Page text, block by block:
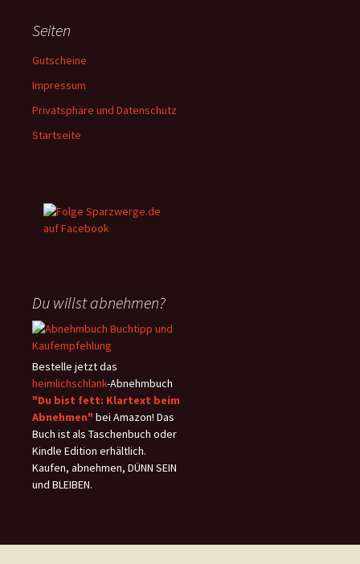
Seiten
Gutscheine
Impressum
Privatsphäre und Datenschutz
Startseite
Du willst abnehmen?
Bestelle jetzt das
heimlichschlank-Abnehmbuch
"Du bist fett: Klartext beim
Abnehmen" bei Amazon! Das
Buch ist als Taschenbuch oder
Kindle Edition erhältlich.
Kaufen, abnehmen, DÜNN SEIN
und BLEIBEN.